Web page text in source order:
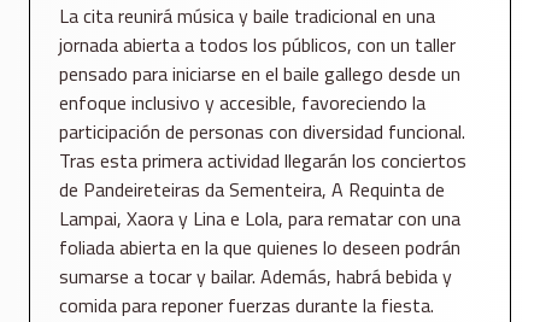
La cita reunirá música y baile tradicional en una
jornada abierta a todos los públicos, con un taller
pensado para iniciarse en el baile gallego desde un
enfoque inclusivo y accesible, favoreciendo la
participación de personas con diversidad funcional.
Tras esta primera actividad llegarán los conciertos
de Pandeireteiras da Sementeira, A Requinta de
Lampai, Xaora y Lina e Lola, para rematar con una
foliada abierta en la que quienes lo deseen podrán
sumarse a tocar y bailar. Además, habrá bebida y
comida para reponer fuerzas durante la fiesta.